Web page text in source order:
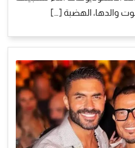
والدها، الهضبة […]